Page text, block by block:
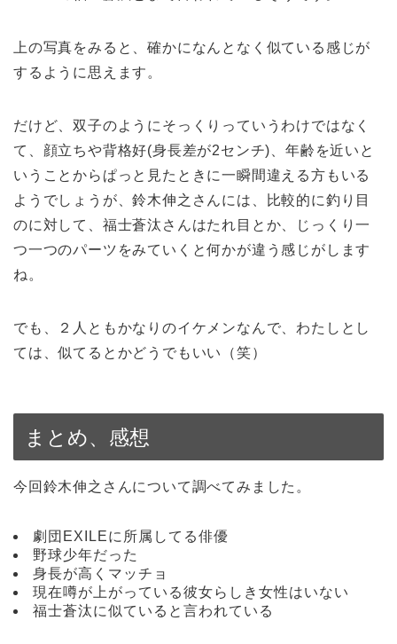
上の写真をみると、確かになんとなく似ている感じが
するように思えます。
だけど、双子のようにそっくりっていうわけではなく
て、顔立ちや背格好(身長差が2センチ)、年齢を近いと
いうことからぱっと見たときに一瞬間違える方もいる
ようでしょうが、鈴木伸之さんには、比較的に釣り目
のに対して、福士蒼汰さんはたれ目とか、じっくり一
つ一つのパーツをみていくと何かが違う感じがします
ね。
でも、２人ともかなりのイケメンなんで、わたしとし
ては、似てるとかどうでもいい（笑）
まとめ、感想
今回鈴木伸之さんについて調べてみました。
劇団EXILEに所属してる俳優
野球少年だった
身長が高くマッチョ
現在噂が上がっている彼女らしき女性はいない
福士蒼汰に似ていると言われている